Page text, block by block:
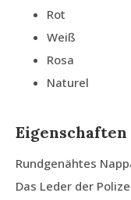
Rot
Weiß
Rosa
Naturel
Eigenschaften
Rundgenähtes
Das Leder der